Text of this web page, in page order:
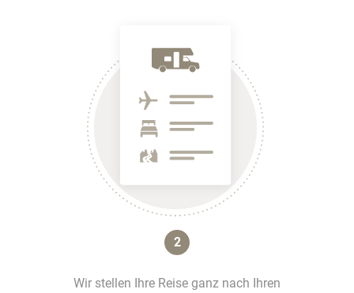
2
Wir stellen Ihre Reise ganz nach Ihren